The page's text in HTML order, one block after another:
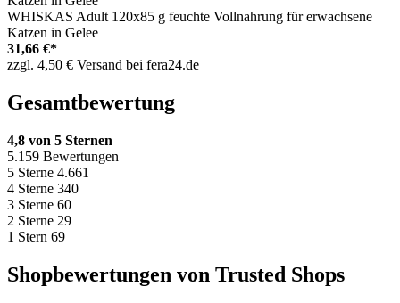
WHISKAS Adult 120x85 g feuchte Vollnahrung für erwachsene
Katzen in Gelee
31,66 €*
zzgl. 4,50 € Versand bei fera24.de
Gesamtbewertung
4,8 von 5 Sternen
5.159 Bewertungen
5 Sterne 4.661
4 Sterne 340
3 Sterne 60
2 Sterne 29
1 Stern 69
Shopbewertungen von Trusted Shops